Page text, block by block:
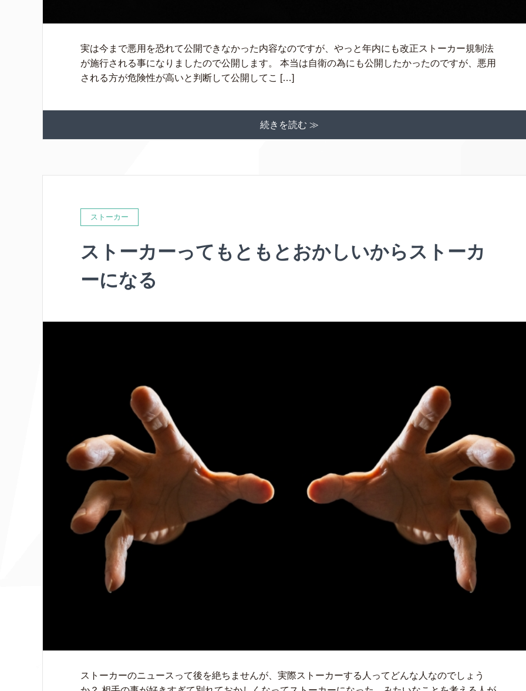
実は今まで悪用を恐れて公開できなかった内容なのですが、やっと年内にも改正ストーカー規制法
が施行される事になりましたので公開します。 本当は自衛の為にも公開したかったのですが、悪用
される方が危険性が高いと判断して公開してこ […]
続きを読む ≫
ストーカー
ストーカーってもともとおかしいからストーカ
ーになる
ストーカーのニュースって後を絶ちませんが、実際ストーカーする人ってどんな人なのでしょう